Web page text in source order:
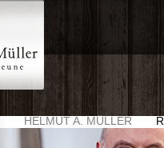
HELMUT A. MÜLLER